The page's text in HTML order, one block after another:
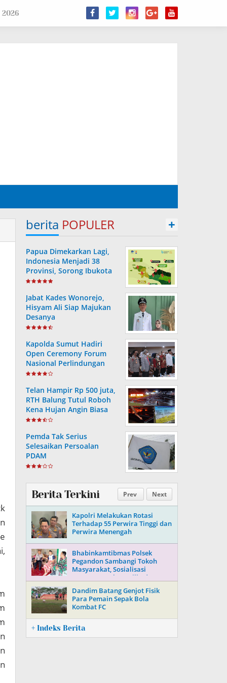
berita POPULER +
Papua Dimekarkan Lagi,
Indonesia Menjadi 38
Provinsi, Sorong Ibukota
Provinsi ke 38
Jabat Kades Wonorejo,
Hisyam Ali Siap Majukan
Desanya
Kapolda Sumut Hadiri
Open Ceremony Forum
Nasional Perlindungan
Anak ke-V Tahun 2022
Telan Hampir Rp 500 juta,
RTH Balung Tutul Roboh
Kena Hujan Angin Biasa
Pemda Tak Serius
Selesaikan Persoalan
PDAM
Prev Next
Berita Terkini
Kapolri Melakukan Rotasi
Terhadap 55 Perwira Tinggi dan
Perwira Menengah
Bhabinkamtibmas Polsek
Pegandon Sambangi Tokoh
Masyarakat, Sosialisasi
Keamanan Jelang Pilkada 2024
Dandim Batang Genjot Fisik
Para Pemain Sepak Bola
Kombat FC
+ Indeks Berita